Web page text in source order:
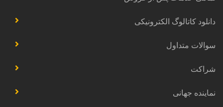
دانلود کاتالوگ الکترونیکی
سوالات متداول
شراکت
نماینده جهانی